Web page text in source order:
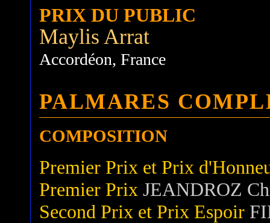
PRIX DU PUBLIC
Maylis Arrat
Accordéon, France
PALMARES
COMPOSITION
Premier Prix et Prix
Premier Prix JEANDROZ
Second Prix et Prix Espoir